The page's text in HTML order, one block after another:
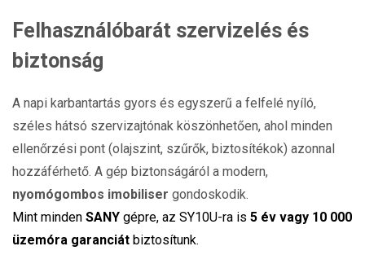
Felhasználóbarát szervizelés és
biztonság
A napi karbantartás gyors és egyszerű a felfelé nyíló,
széles hátsó szervizajtónak köszönhetően, ahol minden
ellenőrzési pont (olajszint, szűrők, biztosítékok) azonnal
hozzáférhető. A gép biztonságáról a modern,
nyomógombos imobiliser gondoskodik.
Mint minden SANY gépre, az SY10U-ra is 5 év vagy 10 000
üzemóra garanciát biztosítunk.